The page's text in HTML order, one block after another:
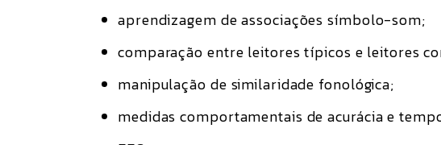
aprendizagem de associações símbolo-som;
comparação entre leitores típicos e leitores
manipulação de similaridade fonológica;
medidas comportamentais de acurácia e